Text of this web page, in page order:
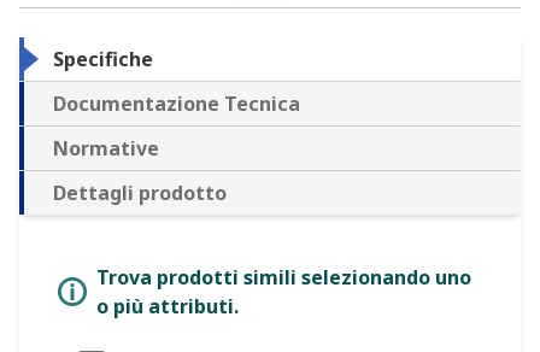
Specifiche
Documentazione Tecnica
Normative
Dettagli prodotto
Trova prodotti simili selezionando uno
o più attributi.